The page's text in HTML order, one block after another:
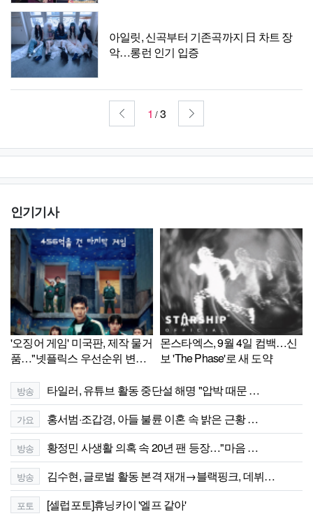
아일릿, 신곡부터 기존곡까지 日 차트 장
악…롱런 인기 입증
1 /3
인기기사
'오징어 게임' 미국판, 제작 물거
품…"넷플릭스 우선순위 변동"
몬스타엑스, 9월 4일 컴백…신
보 'The Phase'로 새 도약
방송 타일러, 유튜브 활동 중단설 해명 "압박 때문 …
가요 홍서범·조갑경, 아들 불륜 이혼 속 밝은 근황 …
방송 황정민 사생활 의혹 속 20년 팬 등장…"마음 …
방송 김수현, 글로벌 활동 본격 재개→블랙핑크, 데뷔…
포토 [셀럽포토]휴닝카이 '엘프 같아'